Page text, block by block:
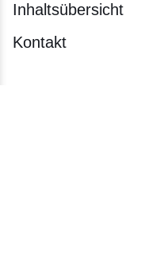
Inhaltsübersicht
Kontakt